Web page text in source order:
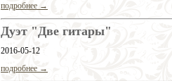
подробнее →
Дуэт "Две гитары"
2016-05-12
подробнее →